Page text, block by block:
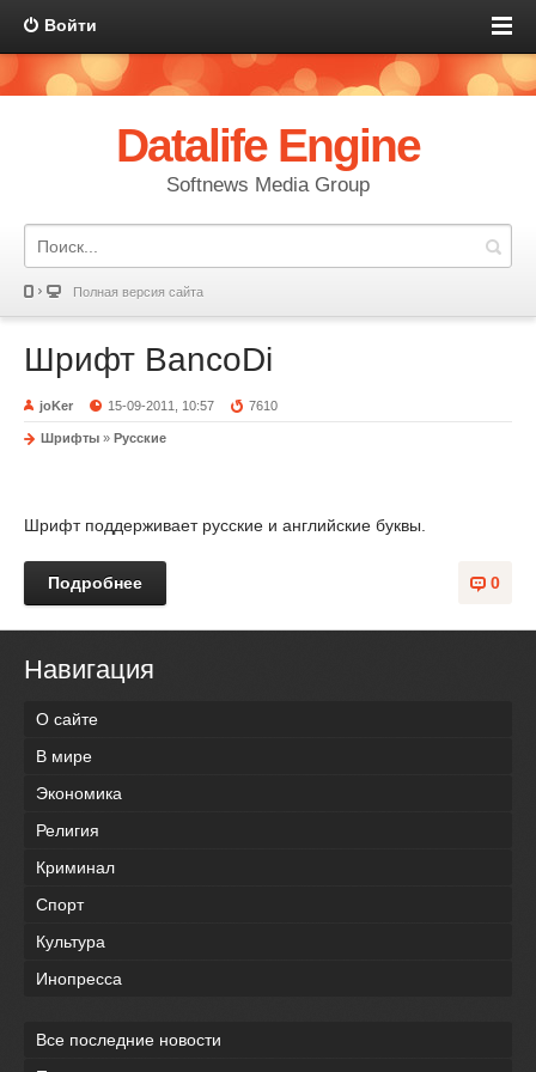
Войти
Datalife Engine
Softnews Media Group
Полная версия сайта
Шрифт BancoDi
joKer 15-09-2011, 10:57 7610
Шрифты » Русские
Шрифт поддерживает русские и английские буквы.
0
Подробнее
Навигация
О сайте
В мире
Экономика
Религия
Криминал
Спорт
Культура
Инопресса
Все последние новости